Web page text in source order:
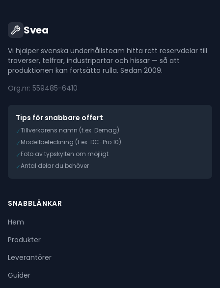
Svea
Vi hjälper svenska underhållsteam hitta rätt reservdelar till
traverser, telfrar, industriportar och hissar — så att
produktionen kan fortsätta rulla. Sedan 2009.
Org.nr: 559485-6410
Tips för snabbare offert
✓Tillverkarens namn (t.ex. Demag)
✓Modellbeteckning (t.ex. DC-Pro 10)
✓Foto av typskylten om möjligt
✓Antal delar du behöver
SNABBLÄNKAR
Hem
Produkter
Leverantörer
Guider